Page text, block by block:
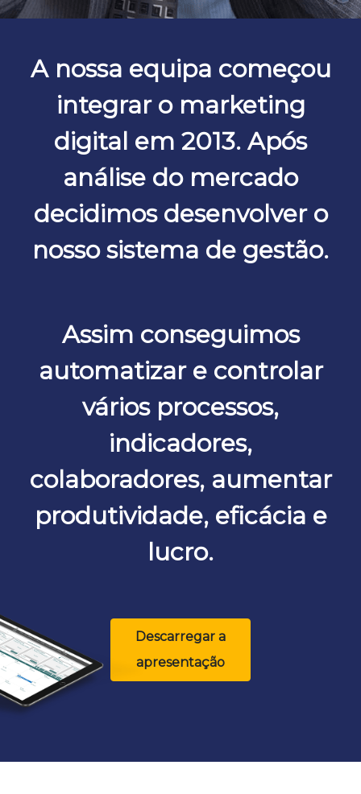
A nossa equipa começou
integrar o marketing
digital em 2013. Após
análise do mercado
decidimos desenvolver o
nosso sistema de gestão.
Assim conseguimos
automatizar e controlar
vários processos,
indicadores,
colaboradores, aumentar
produtividade, eficácia e
lucro.
Descarregar a
apresentação